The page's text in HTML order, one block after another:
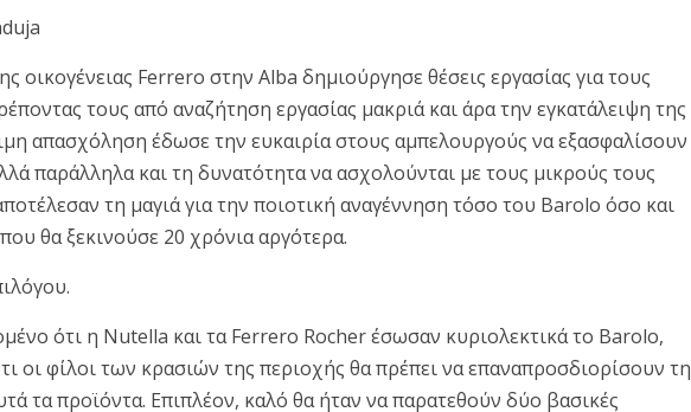
οικογένειας Ferrero στην Alba δημιούργησε θέσεις εργασίας για τους
τους από αναζήτηση εργασίας μακριά και άρα την εγκατάλειψη της
απασχόληση έδωσε την ευκαιρία στους αμπελουργούς να εξασφαλίσουν
παράλληλα και τη δυνατότητα να ασχολούνται με τους μικρούς τους
τη μαγιά για την ποιοτική αναγέννηση τόσο του Barolo όσο και
θα ξεκινούσε 20 χρόνια αργότερα.
ότι η Nutella και τα Ferrero Rocher έσωσαν κυριολεκτικά το Barolo,
οι φίλοι των κρασιών της περιοχής θα πρέπει να επαναπροσδιορίσουν τη
τα προϊόντα. Επιπλέον, καλό θα ήταν να παρατεθούν δύο βασικές